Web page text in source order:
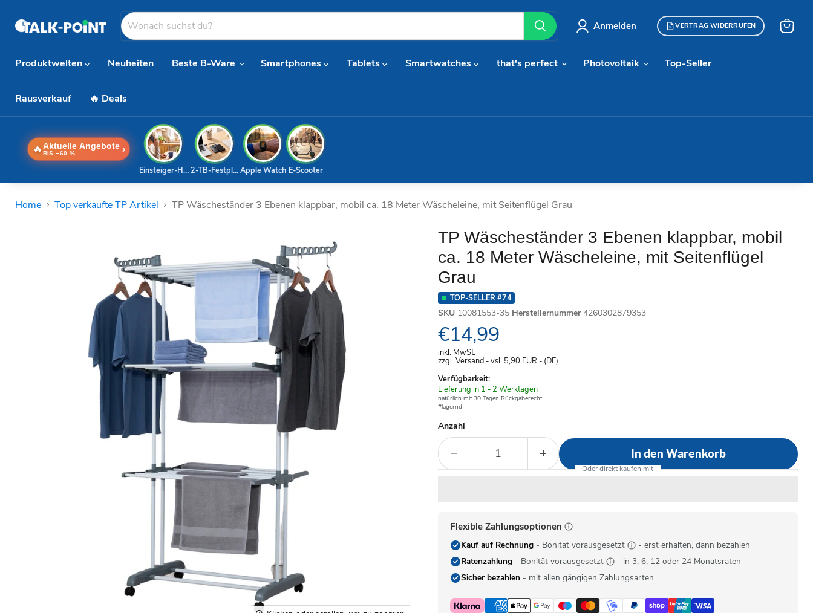
Anmelden VERTRAG WIDERRUFEN
Produktwelten
Neuheiten Beste B-Ware Smartphones Tablets Smartwatches that's perfect Photovoltaik Top-Seller
Rausverkauf 🔥 Deals
🔥 Aktuelle Angebote
BIS −60 % ›
E-Scooter
Apple Watch
2-TB-Festplatte
Einsteiger-Handy
Home Top verkaufte TP Artikel TP Wäscheständer 3 Ebenen klappbar, mobil ca. 18 Meter Wäscheleine, mit Seitenflügel Grau
TP Wäscheständer 3 Ebenen klappbar, mobil
ca. 18 Meter Wäscheleine, mit Seitenflügel
Grau
TOP-SELLER #74
SKU 10081553-35 Herstellernummer 4260302879353
Aktueller Preis
€14,99
inkl. MwSt.
zzgl. Versand - vsl. 5,90 EUR - (DE)
Verfügbarkeit:
Verfügbar
-
Lieferung in 1 - 2 Werktagen
natürlich mit 30 Tagen Rückgaberecht
#lagernd
Anzahl
In den Warenkorb
Flexible Zahlungsoptionen
Kauf auf Rechnung- Bonität vorausgesetzt
- erst erhalten, dann bezahlen
Ratenzahlung- Bonität vorausgesetzt
- in 3, 6, 12 oder 24 Monatsraten
Sicher bezahlen- mit allen gängigen Zahlungsarten